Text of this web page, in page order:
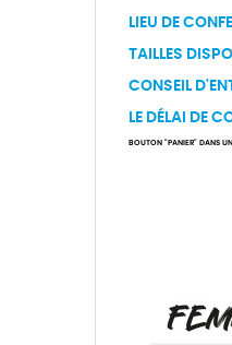
LIEU DE
TAILLES
CONSEIL
LE DÉLAI DE
BOUTON "PANIER" DANS UN